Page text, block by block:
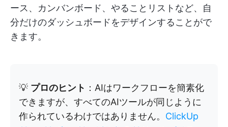
ース、カンバンボード、やることリストなど、自
分だけのダッシュボードをデザインすることがで
きます。
💡 プロのヒント ：AIはワークフローを簡素化
できますが、すべてのAIツールが同じように
作られているわけではありません。 ClickUp